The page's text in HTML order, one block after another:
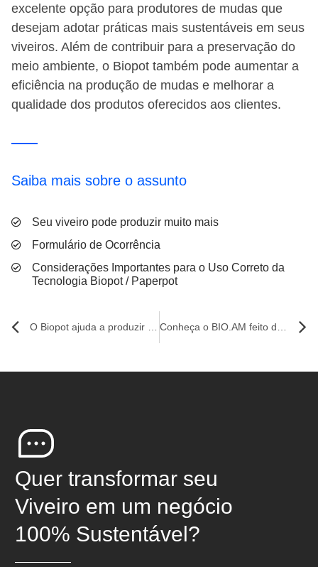
excelente opção para produtores de mudas que
desejam adotar práticas mais sustentáveis em seus
viveiros. Além de contribuir para a preservação do
meio ambiente, o Biopot também pode aumentar a
eficiência na produção de mudas e melhorar a
qualidade dos produtos oferecidos aos clientes.
Saiba mais sobre o assunto
Seu viveiro pode produzir muito mais
Formulário de Ocorrência
Considerações Importantes para o Uso Correto da
Tecnologia Biopot / Paperpot
O Biopot ajuda a produzir mudas de plantas e contribui para a conservação da biodiversidade Conheça o BIO.AM feito de fibra de amido
Quer transformar seu
Viveiro em um negócio
100% Sustentável?